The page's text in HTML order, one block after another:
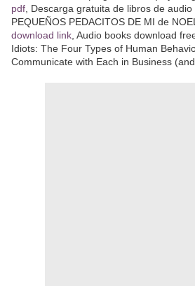
pdf , Descarga gratuita de libros de
PEQUEÑOS PEDACITOS DE MI de
download link , Audio books download
Idiots: The Four Types of Human
Communicate with Each in Business